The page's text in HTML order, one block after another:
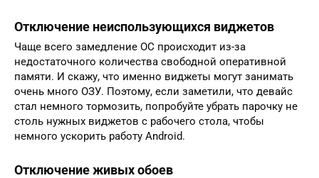
Отключение неиспользующихся виджетов
Чаще всего замедление ОС происходит из-за
недостаточного количества свободной оперативной
памяти. И скажу, что именно виджеты могут занимать
очень много ОЗУ. Поэтому, если заметили, что девайс
стал немного тормозить, попробуйте убрать парочку не
столь нужных виджетов с рабочего стола, чтобы
немного ускорить работу Аndroid.
Отключение живых обоев